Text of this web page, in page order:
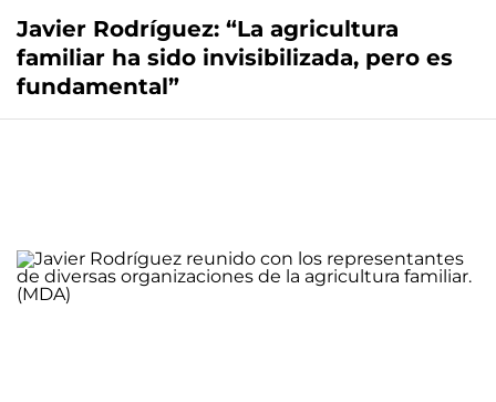
Javier Rodríguez: “La agricultura
familiar ha sido invisibilizada, pero es
fundamental”